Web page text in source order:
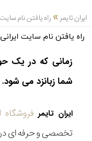
ایران تایمر » راه یافتن نام
راه یافتن نام سایت
زمانی که در یک
شما زبانزد می شود.
ایران تایمر فروشگاه
تخصصی و حرفه ای در